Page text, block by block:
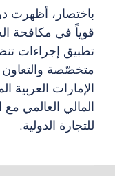
باختصار، أظهرت
قوياً في مكافحة
تطبيق إجراءات
متخصّصة والتعاون
الإمارات العربية
المالي العالمي
للتجارة الدولية.